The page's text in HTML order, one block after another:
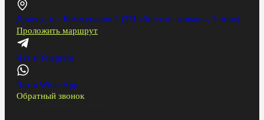
Донецк, пл. Коммунаров 2 (ТЦ «Золотое кольцо», 3 этаж)
Проложить маршрут
Чат в Telegram
Чат в WhatsApp
Обратный звонок